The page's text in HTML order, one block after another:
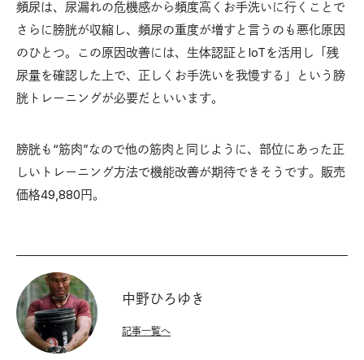
頻尿は、尿漏れの危機感から頻度高くお手洗いに行くことで
さらに膀胱が収縮し、頻尿の重度が増すと言うのも悪化原因
のひとつ。この原因改善には、生体認証とIoTを活用し「残
尿量を確認した上で、正しくお手洗いを我慢する」という膀
胱トレーニングが必要だといいます。
膀胱も“筋肉”なので他の筋肉と同じように、部位にあった正
しいトレーニング方法で機能改善が期待できそうです。販売
価格49,880円。
中野ひろゆき
記事一覧へ